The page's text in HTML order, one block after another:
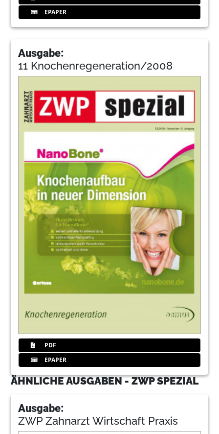
EPAPER
Ausgabe:
11 Knochenregeneration/2008
PDF
EPAPER
ÄHNLICHE AUSGABEN - ZWP SPEZIAL
Ausgabe:
ZWP Zahnarzt Wirtschaft Praxis